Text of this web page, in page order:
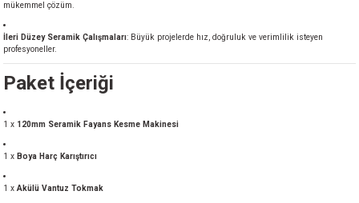
mükemmel çözüm.
İleri Düzey Seramik Çalışmaları: Büyük projelerde hız, doğruluk ve verimlilik isteyen
profesyoneller.
Paket İçeriği
1 x 120mm Seramik Fayans Kesme Makinesi
1 x Boya Harç Karıştırıcı
1 x Akülü Vantuz Tokmak